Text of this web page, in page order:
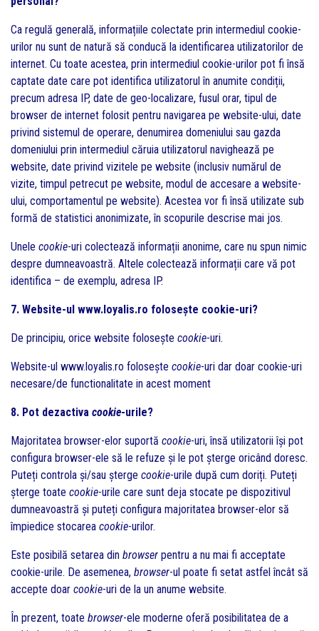
Ca regulă generală, informațiile colectate prin intermediul cookie-
urilor nu sunt de natură să conducă la identificarea utilizatorilor de
internet. Cu toate acestea, prin intermediul cookie-urilor pot fi însă
captate date care pot identifica utilizatorul în anumite condiții,
precum adresa IP, date de geo-localizare, fusul orar, tipul de
browser de internet folosit pentru navigarea pe website-ului, date
privind sistemul de operare, denumirea domeniului sau gazda
domeniului prin intermediul căruia utilizatorul navighează pe
website, date privind vizitele pe website (inclusiv numărul de
vizite, timpul petrecut pe website, modul de accesare a website-
ului, comportamentul pe website). Acestea vor fi însă utilizate sub
formă de statistici anonimizate, în scopurile descrise mai jos.
Unele cookie-uri colectează informații anonime, care nu spun nimic
despre dumneavoastră. Altele colectează informații care vă pot
identifica – de exemplu, adresa IP.
7. Website-ul www.loyalis.ro folosește cookie-uri?
De principiu, orice website folosește cookie-uri.
Website-ul www.loyalis.ro folosește cookie-uri dar doar cookie-uri
necesare/de functionalitate in acest moment
8. Pot dezactiva cookie-urile?
Majoritatea browser-elor suportă cookie-uri, însă utilizatorii își pot
configura browser-ele să le refuze și le pot șterge oricând doresc.
Puteți controla și/sau șterge cookie-urile după cum doriți. Puteți
șterge toate cookie-urile care sunt deja stocate pe dispozitivul
dumneavoastră și puteți configura majoritatea browser-elor să
împiedice stocarea cookie-urilor.
Este posibilă setarea din browser pentru a nu mai fi acceptate
cookie-urile. De asemenea, browser-ul poate fi setat astfel încât să
accepte doar cookie-uri de la un anume website.
În prezent, toate browser-ele moderne oferă posibilitatea de a